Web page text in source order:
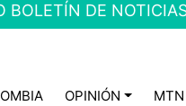
BOLETÍN DE
OPINIÓN MTN